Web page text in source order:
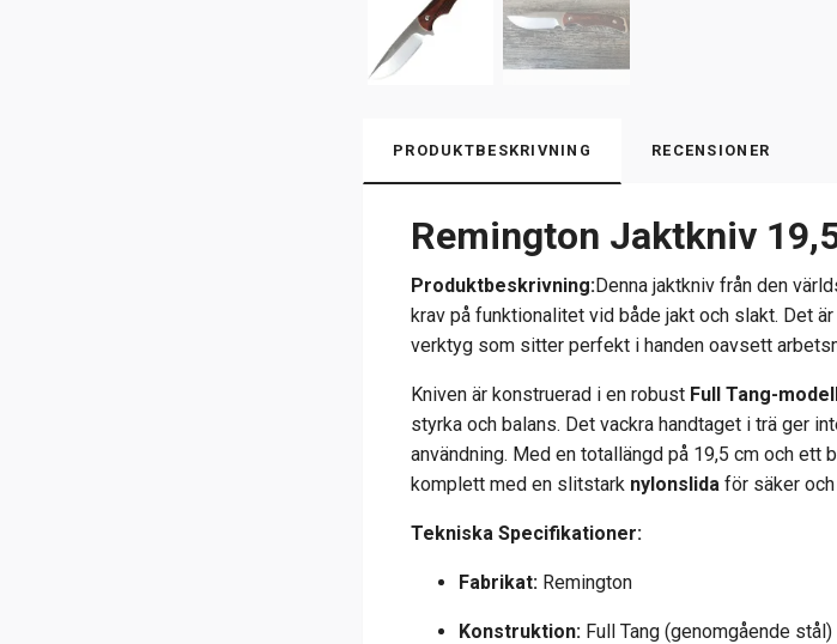
PRODUKTBESKRIVNING RECENSIONER
Remington Jaktkniv
Produktbeskrivning:Denna jaktkniv från den
krav på funktionalitet vid både jakt och slakt. Det
verktyg som sitter perfekt i handen oavsett
Kniven är konstruerad i en robust Full Tang-
styrka och balans. Det vackra handtaget i trä ger
användning. Med en totallängd på 19,5 cm och
komplett med en slitstark nylonslida för säker
Tekniska Specifikationer:
Fabrikat: Remington
Konstruktion: Full Tang (genomgående stål)